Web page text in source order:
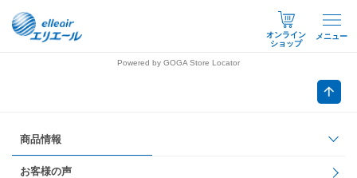
オンライン
ショップ
メニュー
Powered by GOGA Store Locator
商品情報
お客様の声